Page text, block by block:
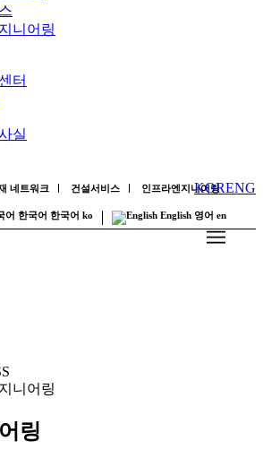
니어링
터
실
네트워크 건설서비스 인프라엔지니어링
한국어 한국어 ko English 영어 en
KORENG
니어링
링